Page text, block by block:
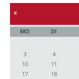
MO DI
3
4
10
11
17
18